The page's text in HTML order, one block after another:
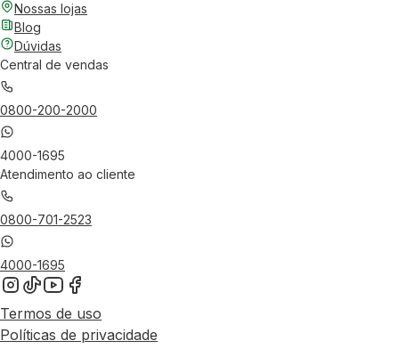
Nossas lojas
Blog
Dúvidas
Central de vendas
0800-200-2000
4000-1695
Atendimento ao cliente
0800-701-2523
4000-1695
Termos de uso
Políticas de privacidade